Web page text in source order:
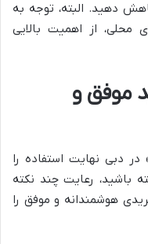
دهید. البته، توجه به
محلی، از اهمیت بالایی
موفق و
دبی نهایت استفاده را
باشید، رعایت چند نکته
هوشمندانه و موفق را